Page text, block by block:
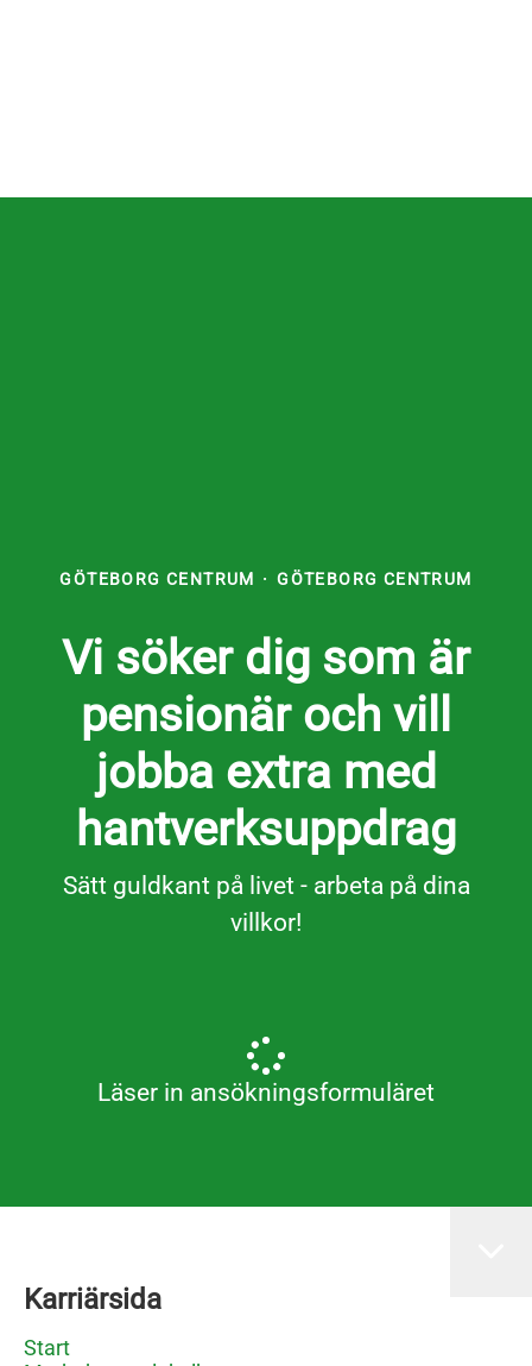
GÖTEBORG CENTRUM · GÖTEBORG CENTRUM
Vi söker dig som är
pensionär och vill
jobba extra med
hantverksuppdrag
Sätt guldkant på livet - arbeta på dina
villkor!
Läser in ansökningsformuläret
Karriärsida
Start